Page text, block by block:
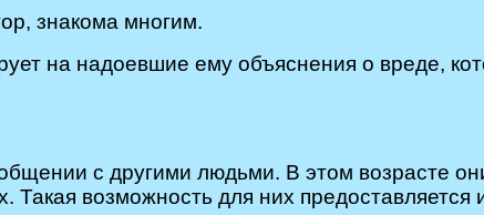
знакома многим.
на надоевшие ему объяснения о вреде,
с другими людьми. В этом возрасте
возможность для них предоставляется